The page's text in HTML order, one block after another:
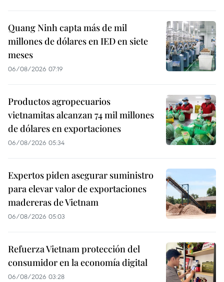
Quang Ninh capta más de mil
millones de dólares en IED en siete
meses
06/08/2026 07:19
Productos agropecuarios
vietnamitas alcanzan 74 mil millones
de dólares en exportaciones
06/08/2026 05:34
Expertos piden asegurar suministro
para elevar valor de exportaciones
madereras de Vietnam
06/08/2026 05:03
Refuerza Vietnam protección del
consumidor en la economía digital
06/08/2026 03:28